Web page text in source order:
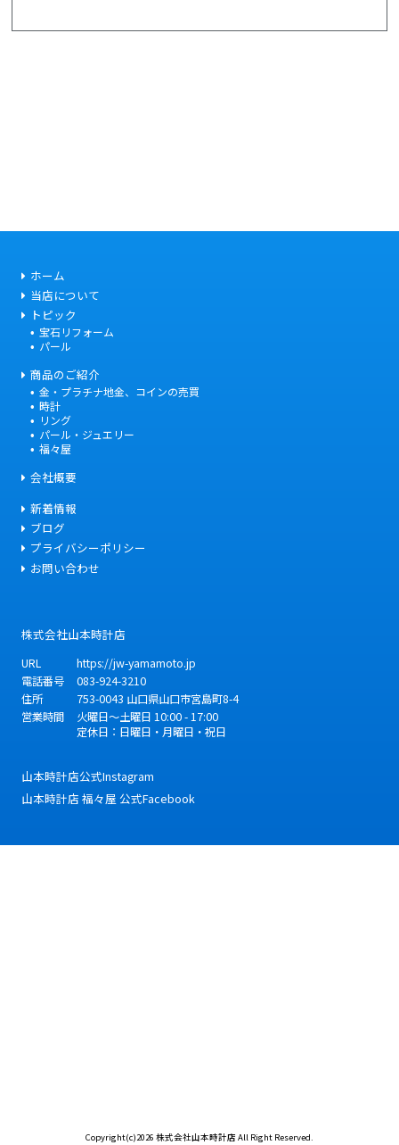
ホーム
当店について
トピック
宝石リフォーム
パール
商品のご紹介
金・プラチナ地金、コインの売買
時計
リング
パール・ジュエリー
福々屋
会社概要
新着情報
ブログ
プライバシーポリシー
お問い合わせ
株式会社山本時計店
URL
https://jw-yamamoto.jp
電話番号
083-924-3210
住所
753-0043 山口県山口市宮島町8-4
営業時間
火曜日～土曜日 10:00 - 17:00
定休日：日曜日・月曜日・祝日
山本時計店公式Instagram
山本時計店 福々屋 公式Facebook
Copyright(c)2026 株式会社山本時計店 All Right Reserved.